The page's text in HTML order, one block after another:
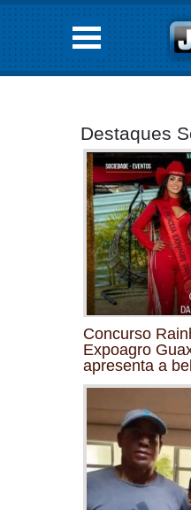
Destaques
Concurso
Expoagro
apresenta a